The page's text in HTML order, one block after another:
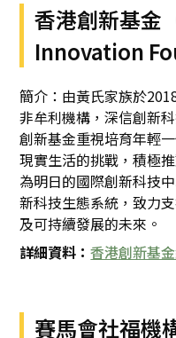
香港創新基金
Innovation
簡介：由黃氏家族於
非牟利機構，深信創新
創新基金重視培育年輕
現實生活的挑戰，積極
為明日的國際創新科技
新科技生態系統，致力
及可持續發展的未來。
詳細資料：香港創新基
賽馬會社福機